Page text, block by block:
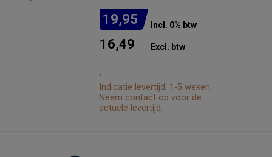
19,95 Incl. 0% btw
16,49 Excl. btw
.
Indicatie levertijd: 1-5 weken.
Neem contact op voor de
actuele levertijd.